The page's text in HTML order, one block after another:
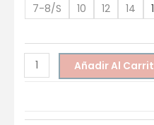
7-8/S 10 12 14
Añadir Al